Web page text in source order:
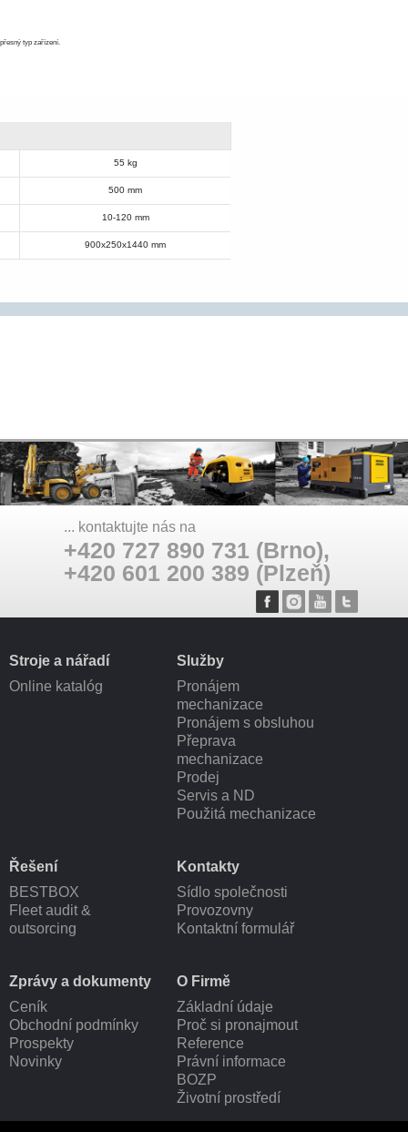
typ zařízení.
55 kg
500 mm
10-120 mm
900x250x1440 mm
... kontaktujte nás na
+420 727 890 731 (Brno),
+420 601 200 389 (Plzeň)
Stroje a nářadí
Online katalóg
Služby
Pronájem
mechanizace
Pronájem s obsluhou
Přeprava
mechanizace
Prodej
Servis a ND
Použitá mechanizace
Řešení
BESTBOX
Fleet audit &
outsorcing
Kontakty
Sídlo společnosti
Provozovny
Kontaktní formulář
Zprávy a dokumenty
Ceník
Obchodní podmínky
Prospekty
Novinky
O Firmě
Základní údaje
Proč si pronajmout
Reference
Právní informace
BOZP
Životní prostředí